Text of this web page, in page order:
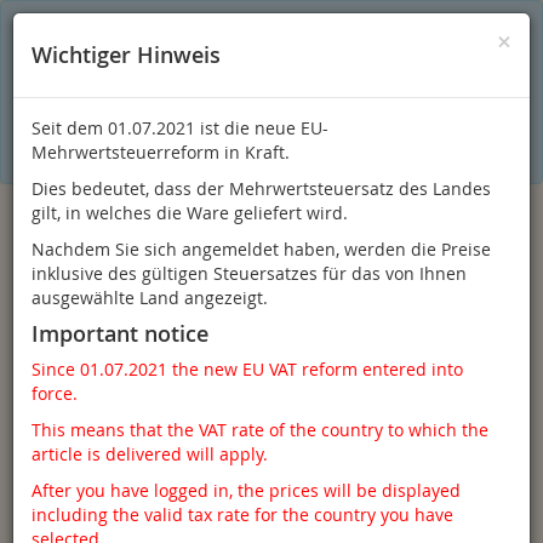
Einkaufserlebnis. Dabei werden beispielsweise die Session-
gespeichert. Ohne Cookies ist der Funktionsumfang des
Online-Shops eingeschränkt.Sind Sie damit nicht
einverstanden, klicken Sie bitte hier.
ToggleMenü
×
Wichtiger Hinweis
Seit dem 01.07.2021 ist die neue EU-
Mehrwertsteuerreform in Kraft.
Dies bedeutet, dass der Mehrwertsteuersatz des Landes
gilt, in welches die Ware geliefert wird.
Nachdem Sie sich angemeldet haben, werden die Preise
inklusive des gültigen Steuersatzes für das von Ihnen
ausgewählte Land angezeigt.
Important notice
Since 01.07.2021 the new EU VAT reform entered into
force.
This means that the VAT rate of the country to which the
article is delivered will apply.
After you have logged in, the prices will be displayed
including the valid tax rate for the country you have